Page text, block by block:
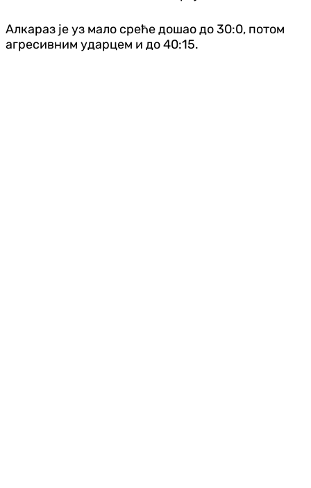
Алкараз је уз мало среће дошао до 30:0, потом
агресивним ударцем и до 40:15.